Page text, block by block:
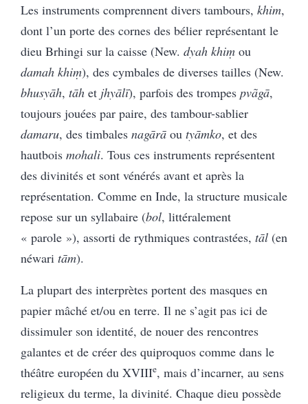
Les instruments comprennent divers tambours, khim,
dont l’un porte des cornes des bélier représentant le
dieu Brhingi sur la caisse (New. dyah khiṃ ou
damah khiṃ), des cymbales de diverses tailles (New.
bhusyāh, tāh et jhyālī), parfois des trompes pvãgā,
toujours jouées par paire, des tambour-sablier
damaru, des timbales nagārā ou tyāmko, et des
hautbois mohali. Tous ces instruments représentent
des divinités et sont vénérés avant et après la
représentation. Comme en Inde, la structure musicale
repose sur un syllabaire (bol, littéralement
« parole »), assorti de rythmiques contrastées, tāl (en
néwari tām).
La plupart des interprètes portent des masques en
papier mâché et/ou en terre. Il ne s’agit pas ici de
dissimuler son identité, de nouer des rencontres
galantes et de créer des quiproquos comme dans le
théâtre européen du XVIIIe, mais d’incarner, au sens
religieux du terme, la divinité. Chaque dieu possède